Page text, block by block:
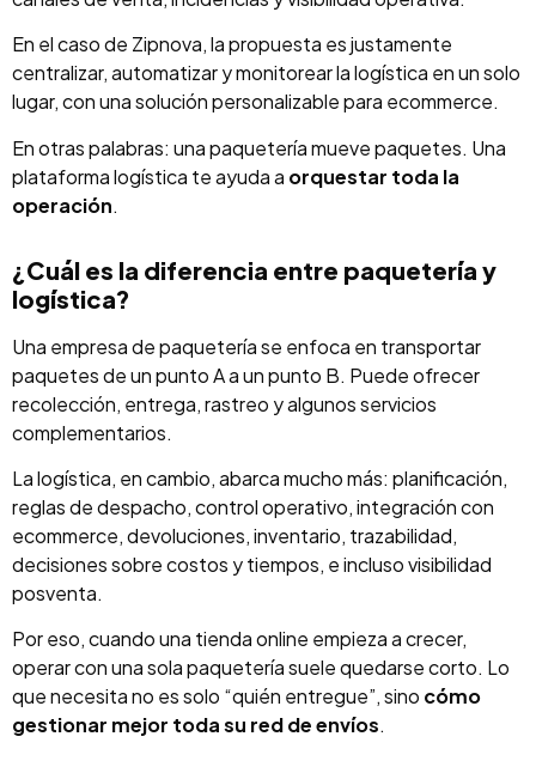
En el caso de Zipnova, la propuesta es justamente
centralizar, automatizar y monitorear la logística en un solo
lugar, con una solución personalizable para ecommerce.
En otras palabras: una paquetería mueve paquetes. Una
plataforma logística te ayuda a orquestar toda la
operación.
¿Cuál es la diferencia entre paquetería y
logística?
Una empresa de paquetería se enfoca en transportar
paquetes de un punto A a un punto B. Puede ofrecer
recolección, entrega, rastreo y algunos servicios
complementarios.
La logística, en cambio, abarca mucho más: planificación,
reglas de despacho, control operativo, integración con
ecommerce, devoluciones, inventario, trazabilidad,
decisiones sobre costos y tiempos, e incluso visibilidad
posventa.
Por eso, cuando una tienda online empieza a crecer,
operar con una sola paquetería suele quedarse corto. Lo
que necesita no es solo “quién entregue”, sino cómo
gestionar mejor toda su red de envíos.